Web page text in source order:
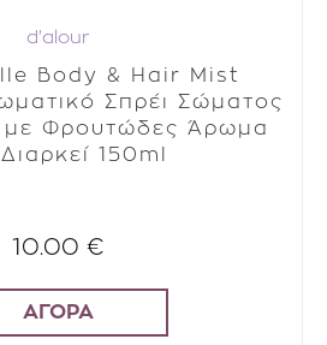
d'alour
Body & Hair Mist
Σπρέι Σώματος
με Φρουτώδες Άρωμα
150ml
10.00 €
ΑΓΟΡΑ